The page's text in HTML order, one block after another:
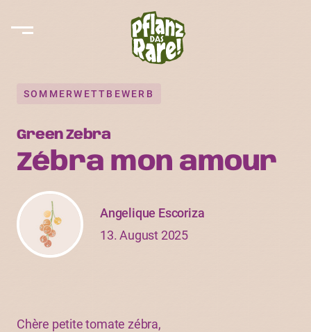
SOMMERWETTBEWERB
Green Zebra
Zébra mon amour
Angelique Escoriza
13. August 2025
Chère petite tomate zébra,